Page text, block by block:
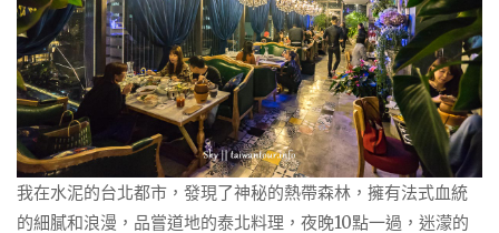
我在水泥的台北都市，發現了神秘的熱帶森林，擁有法式血統
的細膩和浪漫，品嘗道地的泰北料理，夜晚10點一過，迷濛的